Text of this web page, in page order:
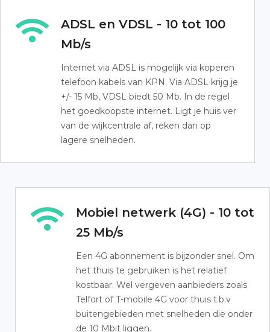
ADSL en VDSL - 10 tot 100
Mb/s
Internet via ADSL is mogelijk via koperen
telefoon kabels van KPN. Via ADSL krijg je
+/- 15 Mb, VDSL biedt 50 Mb. In de regel
het goedkoopste internet. Ligt je huis ver
van de wijkcentrale af, reken dan op
lagere snelheden.
Mobiel netwerk (4G) - 10 tot
25 Mb/s
Een 4G abonnement is bijzonder snel. Om
het thuis te gebruiken is het relatief
kostbaar. Wel vergeven aanbieders zoals
Telfort of T-mobile 4G voor thuis t.b.v
buitengebieden met snelheden die onder
de 10 Mbit liggen.